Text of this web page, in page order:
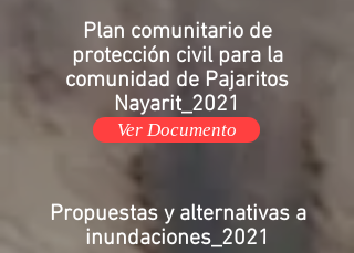
Plan comunitario de
protección civil para la
comunidad de Pajaritos
Nayarit_2021
Ver Documento
Propuestas y alternativas a
inundaciones_2021